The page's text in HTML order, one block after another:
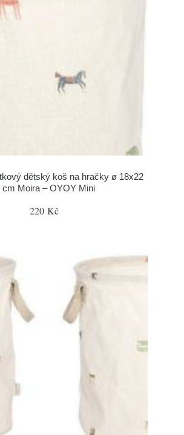
dětský koš na hračky ø 18x22
cm Moira – OYOY Mini
220 Kč